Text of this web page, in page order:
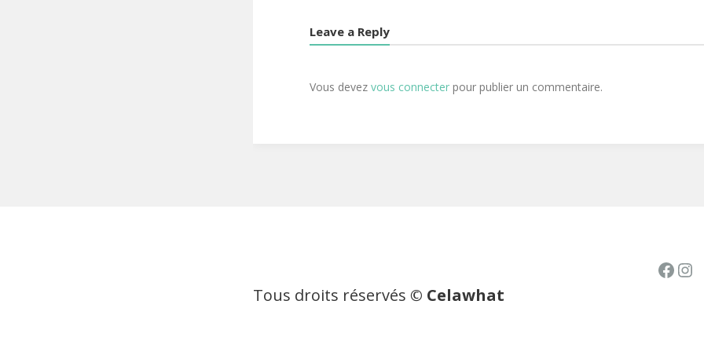
Leave a Reply
Vous devez vous connecter pour publier un commentaire.
Tous droits réservés © Celawhat